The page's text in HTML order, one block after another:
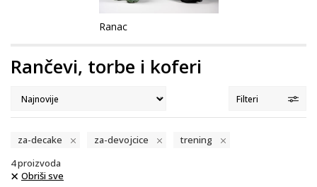
Ranac
Rančevi, torbe i koferi
Filteri
za-decake za-devojcice
trening
4proizvoda
Obriši sve